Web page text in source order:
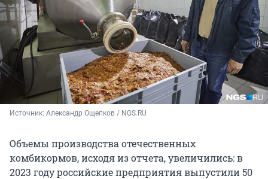
Источник: Александр Ощепков / NGS.RU
Объемы производства отечественных
комбикормов, исходя из отчета, увеличились: в
2023 году российские предприятия выпустили 50